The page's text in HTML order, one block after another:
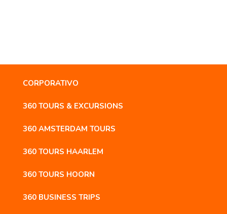
CORPORATIVO
360 TOURS & EXCURSIONS
360 AMSTERDAM TOURS
360 TOURS HAARLEM
360 TOURS HOORN
360 BUSINESS TRIPS